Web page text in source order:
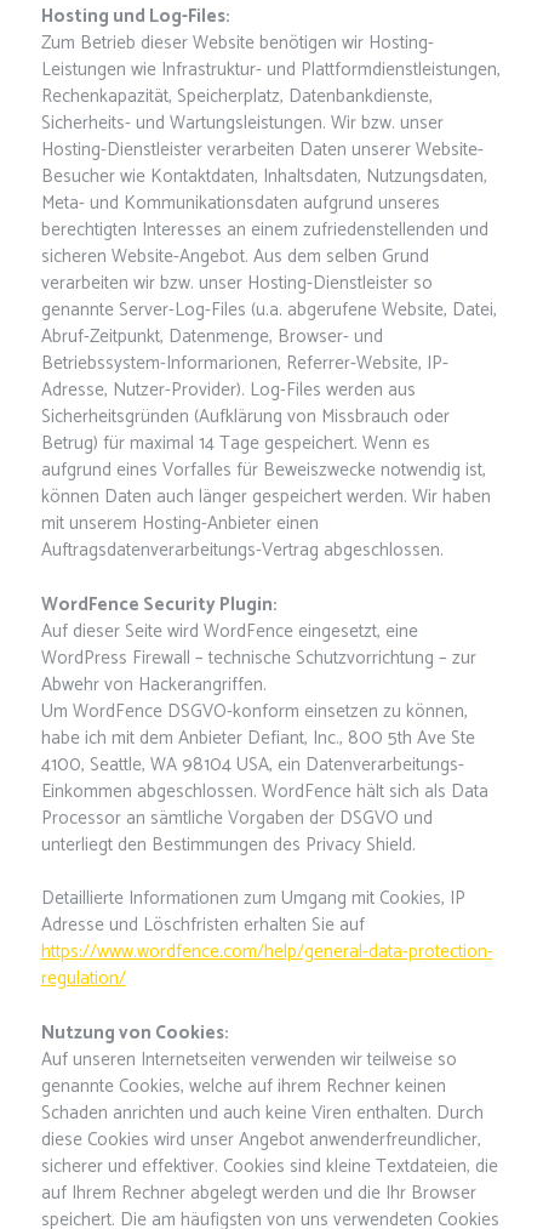
Hosting und Log-Files:
Zum Betrieb dieser Website benötigen wir Hosting-
Leistungen wie Infrastruktur- und Plattformdienstleistungen,
Rechenkapazität, Speicherplatz, Datenbankdienste,
Sicherheits- und Wartungsleistungen. Wir bzw. unser
Hosting-Dienstleister verarbeiten Daten unserer Website-
Besucher wie Kontaktdaten, Inhaltsdaten, Nutzungsdaten,
Meta- und Kommunikationsdaten aufgrund unseres
berechtigten Interesses an einem zufriedenstellenden und
sicheren Website-Angebot. Aus dem selben Grund
verarbeiten wir bzw. unser Hosting-Dienstleister so
genannte Server-Log-Files (u.a. abgerufene Website, Datei,
Abruf-Zeitpunkt, Datenmenge, Browser- und
Betriebssystem-Informarionen, Referrer-Website, IP-
Adresse, Nutzer-Provider). Log-Files werden aus
Sicherheitsgründen (Aufklärung von Missbrauch oder
Betrug) für maximal 14 Tage gespeichert. Wenn es
aufgrund eines Vorfalles für Beweiszwecke notwendig ist,
können Daten auch länger gespeichert werden. Wir haben
mit unserem Hosting-Anbieter einen
Auftragsdatenverarbeitungs-Vertrag abgeschlossen.
WordFence Security Plugin:
Auf dieser Seite wird WordFence eingesetzt, eine
WordPress Firewall – technische Schutzvorrichtung – zur
Abwehr von Hackerangriffen.
Um WordFence DSGVO-konform einsetzen zu können,
habe ich mit dem Anbieter Defiant, Inc., 800 5th Ave Ste
4100, Seattle, WA 98104 USA, ein Datenverarbeitungs-
Einkommen abgeschlossen. WordFence hält sich als Data
Processor an sämtliche Vorgaben der DSGVO und
unterliegt den Bestimmungen des Privacy Shield.
Detaillierte Informationen zum Umgang mit Cookies, IP
Adresse und Löschfristen erhalten Sie auf
https://www.wordfence.com/help/general-data-protection-
regulation/
Nutzung von Cookies:
Auf unseren Internetseiten verwenden wir teilweise so
genannte Cookies, welche auf ihrem Rechner keinen
Schaden anrichten und auch keine Viren enthalten. Durch
diese Cookies wird unser Angebot anwenderfreundlicher,
sicherer und effektiver. Cookies sind kleine Textdateien, die
auf Ihrem Rechner abgelegt werden und die Ihr Browser
speichert. Die am häufigsten von uns verwendeten Cookies